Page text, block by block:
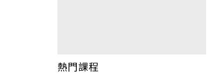
熱門課程